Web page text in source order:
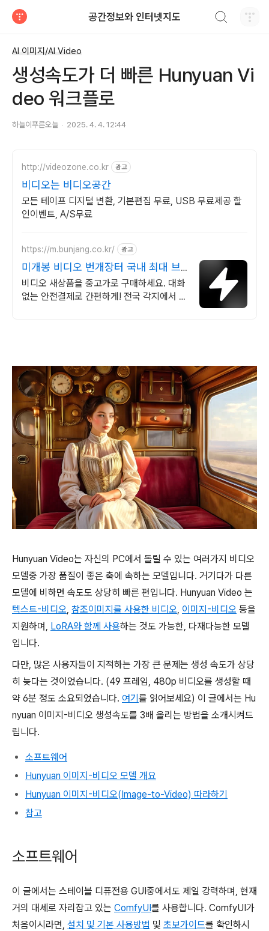
공간정보와 인터넷지도
AI 이미지/AI Video
생성속도가 더 빠른 Hunyuan Vi
deo 워크플로
하늘이푸른오늘 2025. 4. 4. 12:44
http://videozone.co.kr 광고
비디오는 비디오공간
모든 테이프 디지털 변환, 기본편집 무료, USB 무료제공 할
인이벤트, A/S무료
https://m.bunjang.co.kr/ 광고
미개봉 비디오 번개장터 국내 최대 브
랜드 중고거래
비디오 새상품을 중고가로 구매하세요. 대화
없는 안전결제로 간편하게! 전국 각지에서 올
Hunyuan Video는 자신의 PC에서 돌릴 수 있는 여러가지 비디오
모델중 가장 품질이 좋은 축에 속하는 모델입니다. 거기다가 다른
모델에 비하면 속도도 상당히 빠른 편입니다. Hunyuan Video 는
텍스트-비디오, 참조이미지를 사용한 비디오, 이미지-비디오 등을
지원하며, LoRA와 함께 사용하는 것도 가능한, 다재다능한 모델
입니다.
다만, 많은 사용자들이 지적하는 가장 큰 문제는 생성 속도가 상당
히 늦다는 것이었습니다. (49 프레임, 480p 비디오를 생성할 때
약 6분 정도 소요되었습니다. 여기를 읽어보세요) 이 글에서는 Hu
nyuan 이미지-비디오 생성속도를 3배 올리는 방법을 소개시켜드
립니다.
소프트웨어
Hunyuan 이미지-비디오 모델 개요
Hunyuan 이미지-비디오(Image-to-Video) 따라하기
참고
소프트웨어
이 글에서는 스테이블 디퓨전용 GUI중에서도 제일 강력하며, 현재
거의 대세로 자리잡고 있는 ComfyUI를 사용합니다. ComfyUI가
처음이시라면, 설치 및 기본 사용방법 및 초보가이드를 확인하시